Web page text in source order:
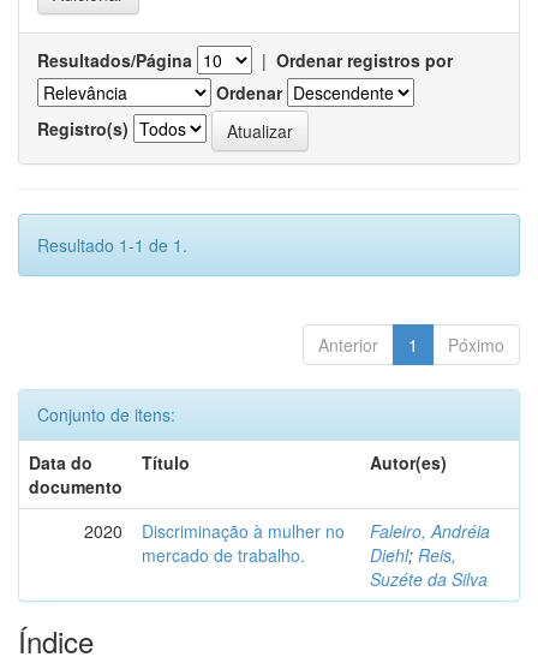
Resultados/Página | Ordenar registros por
Ordenar
Registro(s)
Resultado 1-1 de 1.
Anterior 1 Póximo
Conjunto de itens:
Data do
documento
Título Autor(es)
2020
Discriminação à mulher no
mercado de trabalho.
Faleiro, Andréia
Diehl; Reis,
Suzéte da Silva
Índice